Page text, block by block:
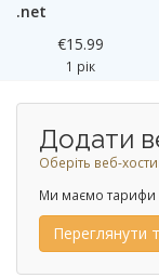
.net
€15.99
1 рік
Додати
Оберіть веб-
Ми маємо тарифи
Переглянути